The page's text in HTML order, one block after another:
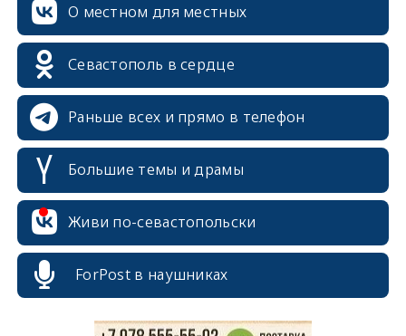
О местном для местных
Севастополь в сердце
Раньше всех и прямо в телефон
Большие темы и драмы
Живи по-севастопольски
ForPost в наушниках
erid: 2SDnjcrDNw6